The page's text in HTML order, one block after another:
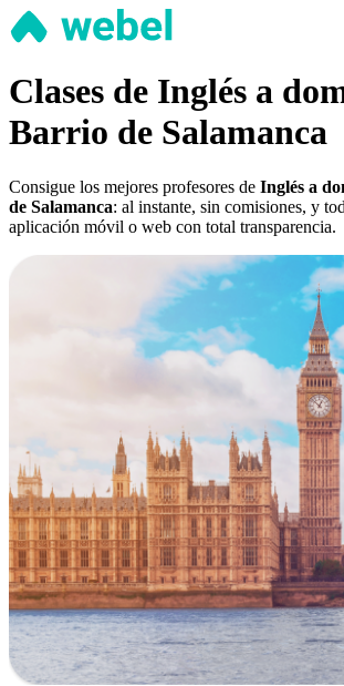
Clases de Inglés a
Barrio de Salamanca
Consigue los mejores profesores de Inglés a
de Salamanca: al instante, sin comisiones, y
aplicación móvil o web con total transparencia.